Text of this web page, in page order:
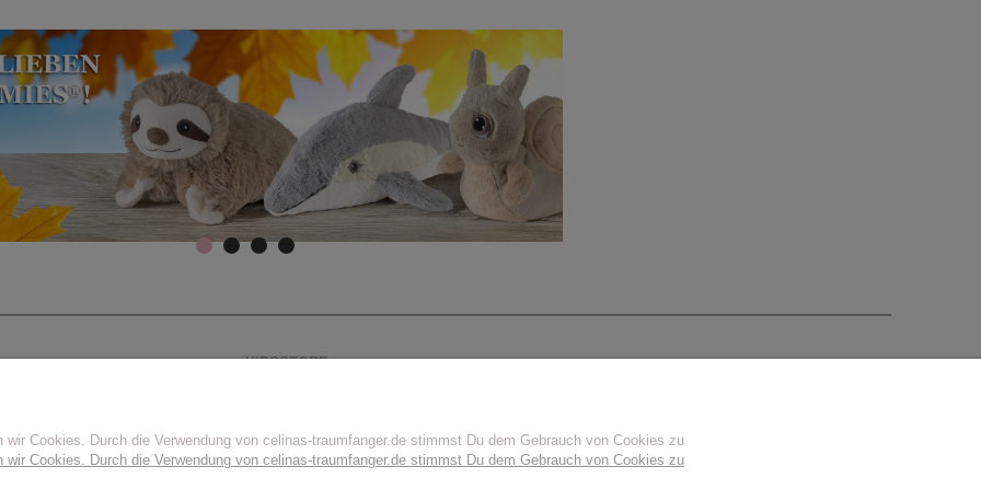
KIDSSTORE
Cookies. Durch die Verwendung von celinas-traumfanger.de stimmst Du dem Gebrauch von Cookies zu
Cookies. Durch die Verwendung von celinas-traumfanger.de stimmst Du dem Gebrauch von Cookies zu